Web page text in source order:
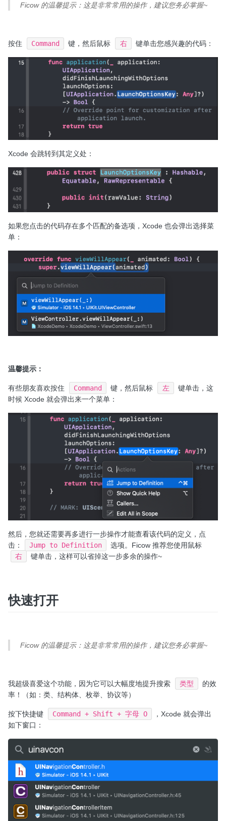
Ficow 的温馨提示：这是非常常用的操作，建议您务必掌握~
按住 Command 键，然后鼠标 右 键单击您感兴趣的代码：
Xcode 会跳转到其定义处：
如果您点击的代码存在多个匹配的备选项，Xcode 也会弹出选择菜
单：
温馨提示：
有些朋友喜欢按住 Command 键，然后鼠标 左
键单击，这
时候 Xcode 就会弹出来一个菜单：
然后，您就还需要再多进行一步操作才能查看该代码的定义，点
击：
Jump to Definition
选项。Ficow 推荐您使用鼠标
右
键单击，这样可以省掉这一步多余的操作~
快速打开
Ficow 的温馨提示：这是非常常用的操作，建议您务必掌握~
我超级喜爱这个功能，因为它可以大幅度地提升搜索 类型
的效
率！（如：类、结构体、枚举、协议等）
按下快捷键 Command + Shift + 字母 O
，Xcode 就会弹出
如下窗口：